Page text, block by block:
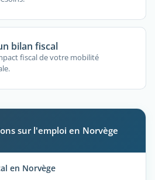
bilan fiscal
fiscal de votre mobilité
sur l'emploi en Norvège
en Norvège